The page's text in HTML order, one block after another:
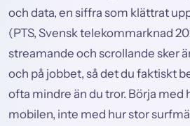
och data, en siffra som klättrat
(PTS, Svensk telekommarknad
streamande och scrollande sker
och på jobbet, så det du faktiskt
ofta mindre än du tror. Börja med
mobilen, inte med hur stor